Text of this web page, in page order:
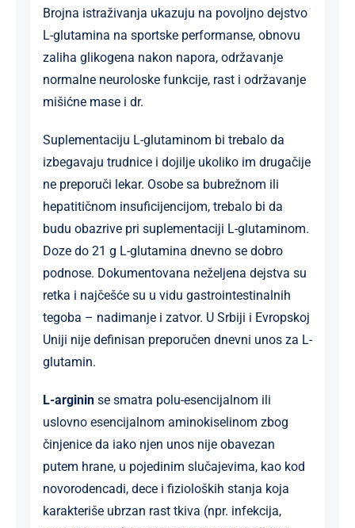
Brojna istraživanja ukazuju na povoljno dejstvo
L-glutamina na sportske performanse, obnovu
zaliha glikogena nakon napora, održavanje
normalne neuroloske funkcije, rast i održavanje
mišićne mase i dr.
Suplementaciju L-glutaminom bi trebalo da
izbegavaju trudnice i dojilje ukoliko im drugačije
ne preporuči lekar. Osobe sa bubrežnom ili
hepatitičnom insuficijencijom, trebalo bi da
budu obazrive pri suplementaciji L-glutaminom.
Doze do 21 g L-glutamina dnevno se dobro
podnose. Dokumentovana neželjena dejstva su
retka i najčešće su u vidu gastrointestinalnih
tegoba – nadimanje i zatvor. U Srbiji i Evropskoj
Uniji nije definisan preporučen dnevni unos za L-
glutamin.
L-argininse smatra polu-esencijalnom ili
uslovno esencijalnom aminokiselinom zbog
činjenice da iako njen unos nije obavezan
putem hrane, u pojedinim slučajevima, kao kod
novorodencadi, dece i fizioloških stanja koja
karakteriše ubrzan rast tkiva (npr. infekcija,